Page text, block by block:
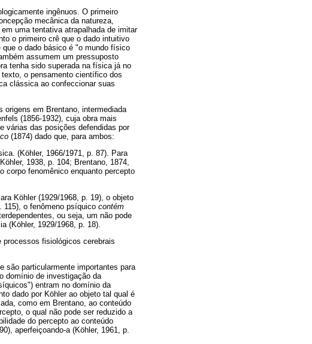
ingênuos. O primeiro
mecânica da natureza,
uma tentativa atrapalhada de imitar
o primeiro crê que o dado intuitivo
o dado básico é "o mundo físico
assumem um pressuposto
tenha sido superada na física já no
o pensamento científico dos
clássica ao confeccionar suas
em Brentano, intermediada
(1856-1932), cuja obra mais
várias das posições defendidas por
(1874) dado que, para ambos:
(Köhler, 1966/1971, p. 87). Para
1938, p. 104; Brentano, 1874,
corpo fenomênico enquanto percepto
Köhler (1929/1968, p. 19), o objeto
115), o fenômeno psíquico contém
ou seja, um não pode
(Köhler, 1929/1968, p. 18).
processos fisiológicos cerebrais
são particularmente importantes para
domínio de investigação da
entram no domínio da
dado por Köhler ao objeto tal qual é
como em Brentano, ao conteúdo
o qual não pode ser reduzido a
do percepto ao conteúdo
aperfeiçoando-a (Köhler, 1961, p.